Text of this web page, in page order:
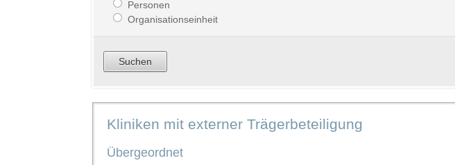
Personen
Organisationseinheit
Kliniken mit externer Trägerbeteiligung
Übergeordnet